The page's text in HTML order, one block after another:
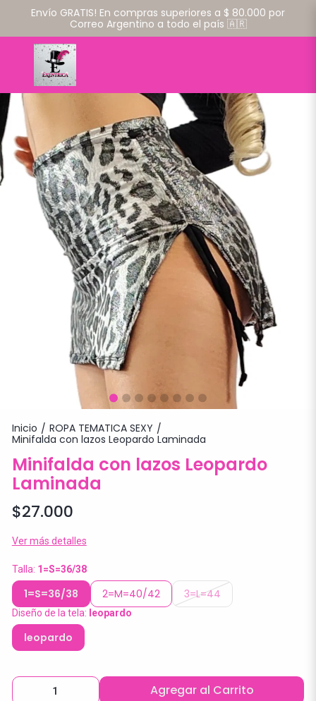
Envío GRATIS! En compras superiores a $ 80.000 por
Correo Argentino a todo el país 🇦🇷
Inicio / ROPA TEMATICA SEXY /
Minifalda con lazos Leopardo Laminada
Minifalda con lazos Leopardo
Laminada
$27.000
Ver más detalles
Talla: 1=S=36/38
1=S=36/38 2=M=40/42 3=L=44
Diseño de la tela: leopardo
leopardo
Agregar al Carrito